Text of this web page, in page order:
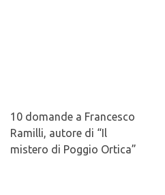
10 domande a Francesco
Ramilli, autore di “Il
mistero di Poggio Ortica”